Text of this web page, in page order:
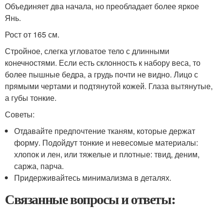
Объединяет два начала, но преобладает более яркое
Янь.
Рост от 165 см.
Стройное, слегка угловатое тело с длинными
конечностями. Если есть склонность к набору веса, то
более пышные бедра, а грудь почти не видно. Лицо с
прямыми чертами и подтянутой кожей. Глаза вытянутые,
а губы тонкие.
Советы:
Отдавайте предпочтение тканям, которые держат
форму. Подойдут тонкие и невесомые материалы:
хлопок и лен, или тяжелые и плотные: твид, деним,
саржа, парча.
Придерживайтесь минимализма в деталях.
Связанные вопросы и ответы: